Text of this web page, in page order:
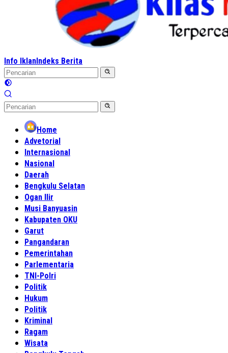
Info IklanIndeks Berita
Home
Advetorial
Internasional
Nasional
Daerah
Bengkulu Selatan
Ogan Ilir
Musi Banyuasin
Kabupaten OKU
Garut
Pangandaran
Pemerintahan
Parlementaria
TNI-Polri
Politik
Hukum
Politik
Kriminal
Ragam
Wisata